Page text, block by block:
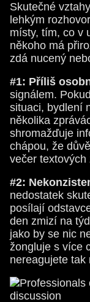
Skutečné
lehkým
místy, tím, co v
někoho má
zdá nucený
#1: Příliš
signálem.
situaci, bydlení
několika
shromažďuje
chápou, že
večer textových
#2:
nedostatek
posílají
den zmizí na
jako by se nic
žongluje s více
nereagujete tak